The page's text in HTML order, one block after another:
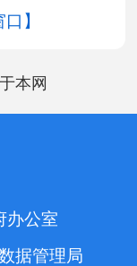
】
本网
办公室
据管理局